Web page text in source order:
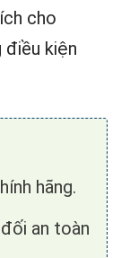
cho
điều kiện
hãng.
an toàn